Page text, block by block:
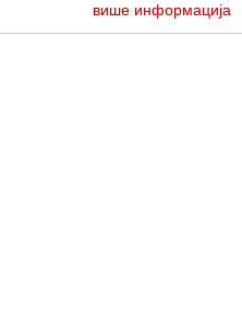
више информација